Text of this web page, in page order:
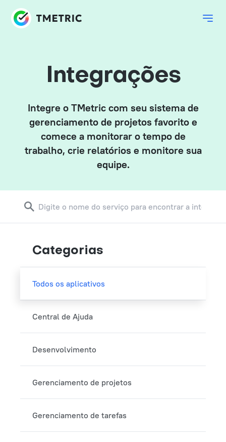
Integrações
Integre o TMetric com seu sistema de
gerenciamento de projetos favorito e
comece a monitorar o tempo de
trabalho, crie relatórios e monitore sua
equipe.
Categorias
Todos os aplicativos
Central de Ajuda
Desenvolvimento
Gerenciamento de projetos
Gerenciamento de tarefas